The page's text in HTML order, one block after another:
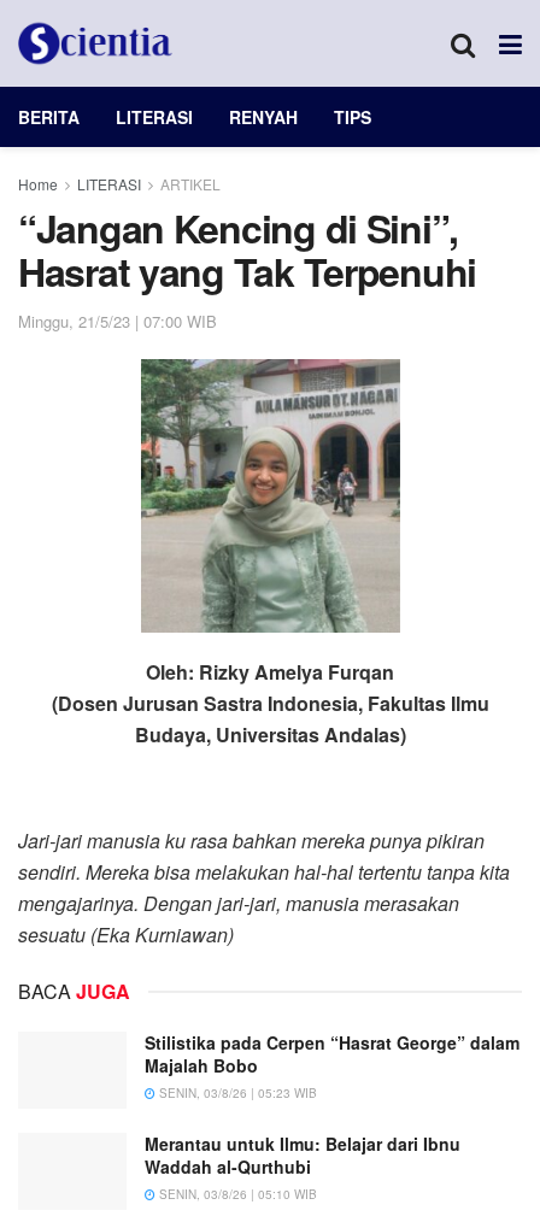
BERITA LITERASI RENYAH TIPS
Home LITERASI ARTIKEL
“Jangan Kencing di Sini”,
Hasrat yang Tak Terpenuhi
Minggu, 21/5/23 | 07:00 WIB
Oleh: Rizky Amelya Furqan
(Dosen Jurusan Sastra Indonesia, Fakultas Ilmu
Budaya, Universitas Andalas)
Jari-jari manusia kurasa bahkan mereka punya pikiran
sendiri. Mereka bisa melakukan hal-hal tertentu tanpa kita
mengajarinya. Dengan jari-jari, manusia merasakan
sesuatu (Eka Kurniawan)
BACAJUGA
Stilistika pada Cerpen “Hasrat George” dalam
Majalah Bobo
SENIN, 03/8/26 | 05:23 WIB
Merantau untuk Ilmu: Belajar dari Ibnu
Waddah al-Qurthubi
SENIN, 03/8/26 | 05:10 WIB